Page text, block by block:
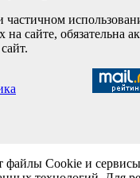
сайте, обязательна
файлы Cookie и